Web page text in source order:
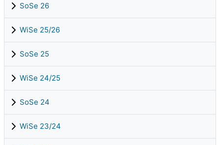
SoSe 26
WiSe 25/26
SoSe 25
WiSe 24/25
SoSe 24
WiSe 23/24